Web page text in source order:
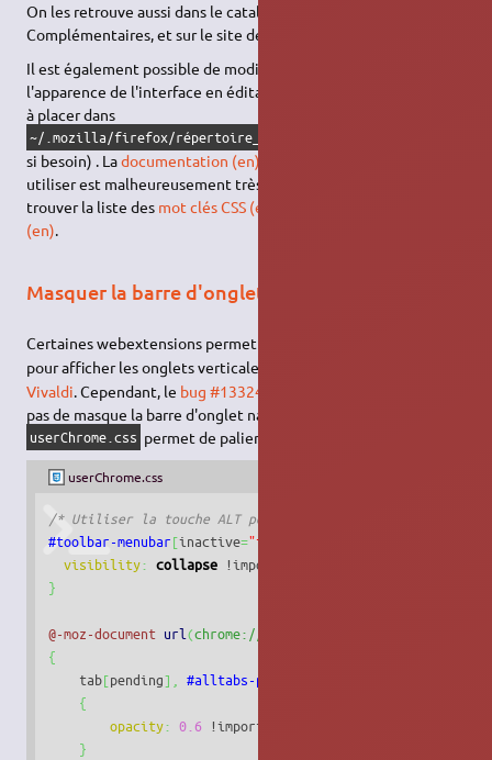
On les retrouve aussi dans le catalogue des Modules
Complémentaires, et sur le site de Mozilla :
Il est également possible de modifier de manière plus poussée
l'apparence de l'interface en éditant un fichier
à placer dans
~/.mozilla/firefox/répertoire_du_profil/chrome/
si besoin) . Ladocumentation (en)
utiliser est malheureusement très succincte. Toutefois on peut
trouver la liste des mot clés CSS (en)
(en).
Masquer la barre d'onglet
Certaines webextensions permettent d'utiliser la
pour afficher les onglets verticalement
Vivaldi . Cependant, le bug #1332447 de Firefox
pas de masque la barre d'onglet native, le fichier
userChrome.css permet de palier à ce problème
userChrome.css
/* Utiliser la touche ALT pour afficher le barre d'onglet
#toolbar-menubar[inactive="true"
visibility: collapse !important
}
@-moz-document url (chrome://browser/content/browser.xul
{
    tab
[pending] #alltabs-popup
{
opacity: 0.6 !important
}